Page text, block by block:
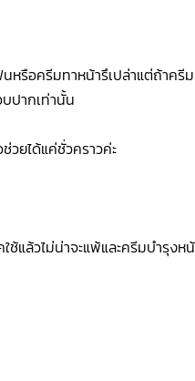
นหรือครีมทาหน้ารึเปล่าแต่ถ้าครี
ปากเท่านั้น
ยได้แค่ชั่วคราวค่ะ
ช้แล้วไม่น่าจะแพ้และครีมบำรุง